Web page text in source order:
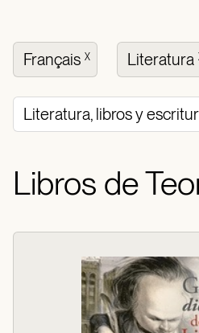
Français X Literatura
Literatura, libros y
Libros de